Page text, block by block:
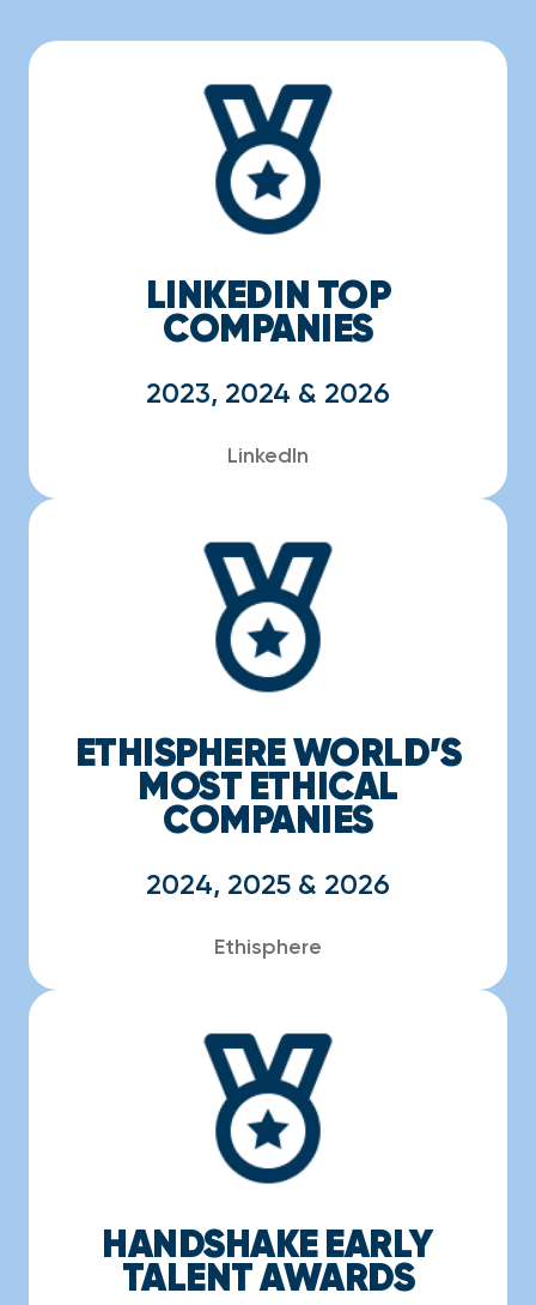
LINKEDIN TOP
COMPANIES
2023, 2024 & 2026
LinkedIn
ETHISPHERE WORLD’S
MOST ETHICAL
COMPANIES
2024, 2025 & 2026
Ethisphere
HANDSHAKE EARLY
TALENT AWARDS